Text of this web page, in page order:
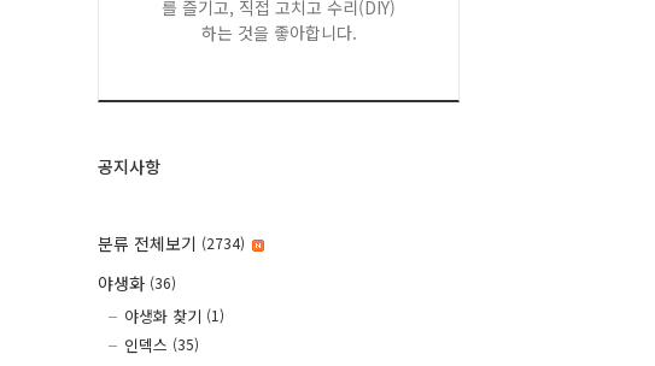
를 즐기고, 직접 고치고 수리(DIY)
하는 것을 좋아합니다.
공지사항
분류 전체보기 (2734)
야생화 (36)
야생화 찾기 (1)
인덱스 (35)